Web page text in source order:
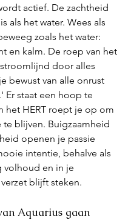
actief. De zachtheid
als het water. Wees als
zoals het water:
en kalm. De roep van het
door alles
bewust van alle onrust
Er staat een hoop te
het HERT roept je op om
te blijven. Buigzaamheid
openen je passie
intentie, behalve als
volhoud en in je
blijft steken.
Aquarius gaan